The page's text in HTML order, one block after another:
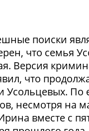
поиски
что семья
Версия
что
По
несмотря на
вместе с